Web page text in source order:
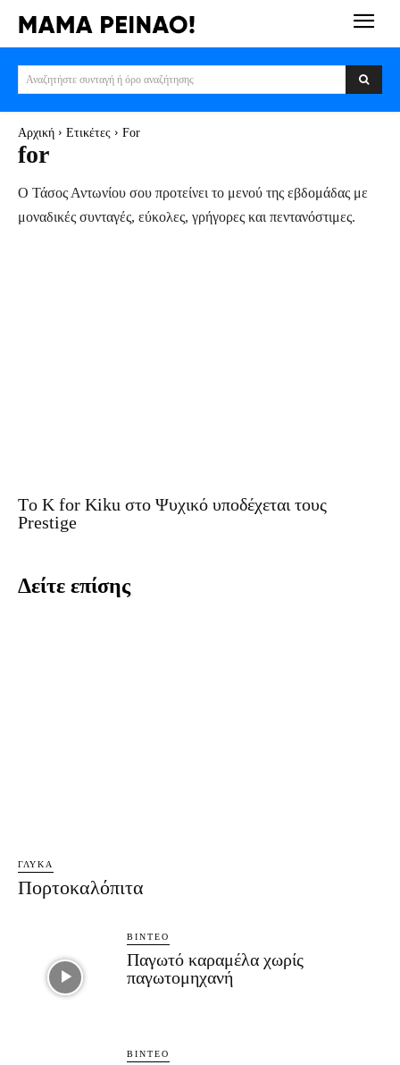
Αναζητήστε συνταγή ή όρο αναζήτησης
Αρχική Ετικέτες For
for
Ο Τάσος Αντωνίου σου προτείνει το μενού της εβδομάδας με
μοναδικές συνταγές, εύκολες, γρήγορες και πεντανόστιμες.
Tο K for Kiku στο Ψυχικό υποδέχεται τους
Prestige
Δείτε επίσης
ΓΛΥΚΆ
Πορτοκαλόπιτα
ΒΊΝΤΕΟ
Παγωτό καραμέλα χωρίς
παγωτομηχανή
ΒΊΝΤΕΟ